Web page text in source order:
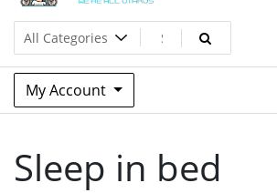
Manga Planet
Split Part Online Shop
My Account
Sleep in bed